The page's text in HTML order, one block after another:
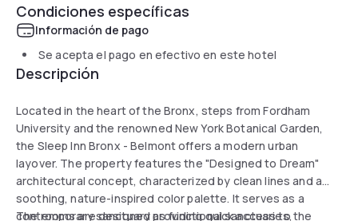
Condiciones específicas
Información de pago
Se acepta el pago en efectivo en este hotel
Descripción
Located in the heart of the Bronx, steps from Fordham
University and the renowned New York Botanical Garden,
the Sleep Inn Bronx - Belmont offers a modern urban
layover. The property features the "Designed to Dream"
architectural concept, characterized by clean lines and a
soothing, nature-inspired color palette. It serves as a
contemporary sanctuary providing quick access to the
The rooms are designed as functional sanctuaries,